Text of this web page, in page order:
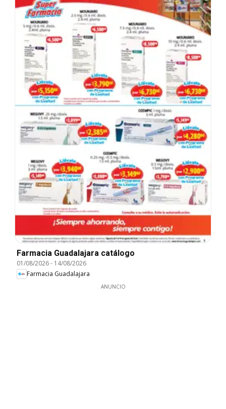
Farmacia Guadalajara catálogo
01/08/2026- 14/08/2026
Farmacia Guadalajara
ANUNCIO